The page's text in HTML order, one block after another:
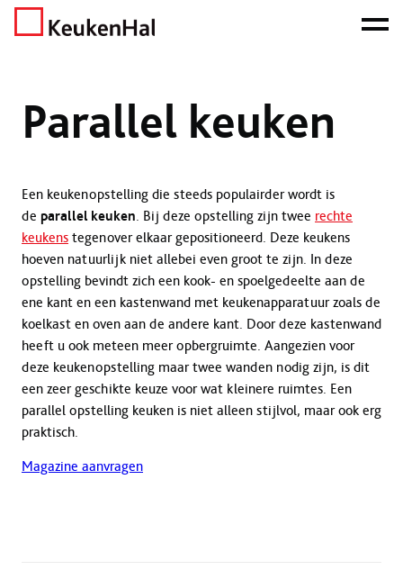
Home Keukens Parallel keuken
Parallel keuken
Een keukenopstelling die steeds populairder wordt is
de parallel keuken. Bij deze opstelling zijn twee rechte
keukens tegenover elkaar gepositioneerd. Deze keukens
hoeven natuurlijk niet allebei even groot te zijn. In deze
opstelling bevindt zich een kook- en spoelgedeelte aan de
ene kant en een kastenwand met keukenapparatuur zoals de
koelkast en oven aan de andere kant. Door deze kastenwand
heeft u ook meteen meer opbergruimte. Aangezien voor
deze keukenopstelling maar twee wanden nodig zijn, is dit
een zeer geschikte keuze voor wat kleinere ruimtes. Een
parallel opstelling keuken is niet alleen stijlvol, maar ook erg
praktisch.
Magazine aanvragen